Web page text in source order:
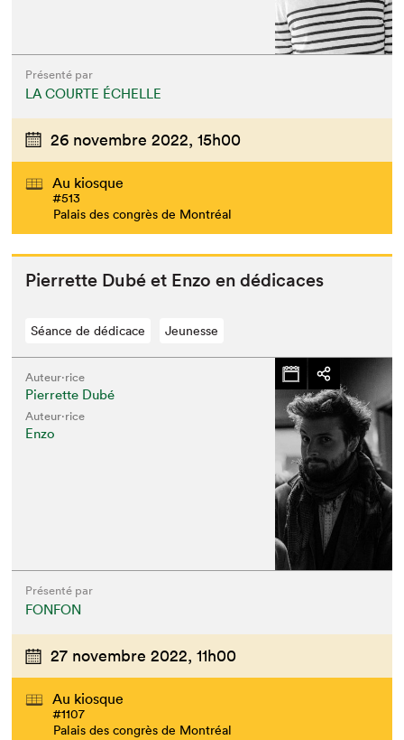
Que cherchez-vous?
Présenté par
LA COURTE ÉCHELLE
26 novembre 2022, 15h00
Au kiosque
#513
Palais des congrès de Montréal
Pier­rette Dubé et Enzo en dédicaces
Séance de dédicace Jeunesse
Auteur·rice
Pierrette Dubé
Auteur·rice
Enzo
Présenté par
FONFON
27 novembre 2022, 11h00
Au kiosque
#1107
Palais des congrès de Montréal